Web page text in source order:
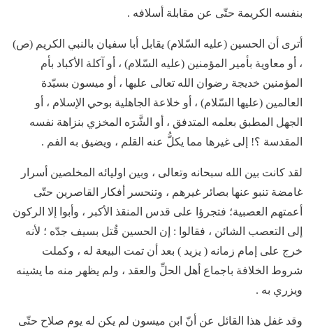
بنفسه الكريمة حتّى عن مقابلة أسلافه .
أترى أن الحسين (عليه السّلام) يقابل أبا سفيان بالنبي الكريم (ص)
، أو معاوية بأمير المؤمنين (عليه السّلام) ، أو آكلة الأكباد بأم
المؤمنين خديجة رضوان الله تعالى عليها ، أو ميسون بسيّدة
العالمين (عليها السّلام) ، أو خلاعة الجاهلية بوحي الإسلام ، أو
الجهل المطبق بعلمه المتدفق ، أو الشَّرَه المخزي بنزاهة نفسه
المقدسة ؟! إلى غيرها مما يكلُّ عنه القلم ، ويضيق به الفم .
لقد كانت بين الله سبحانه وتعالى ، وبين اوليائه المخلصين أسرار
غامضة تنبو عنها بصائر غيرهم ، وتنحسر أفكار القاصرين حتّى
أعمتهم العصبية؛ فتجرؤا على قدس المنقذ الأكبر ، وأبوا إلا الركون
إلى التعصب الشائن ، فقالوا : إن الحسين قُتل بسيف جدّه ؛ لأنه
خرج على إمام زمانه ( يزيد ) بعد أن تمت البيعة له ، وكملت
شروط الخلافة باجماع أهل الحلِّ والعقد ، ولم يظهر منه ما يشينه
ويزري به .
وقد غفل هذا القائل عن أنّ ابن ميسون لم يكن له يوم صلاح حتّى